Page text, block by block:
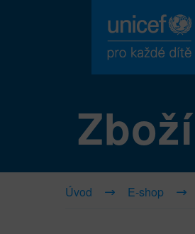
Úvod E-shop